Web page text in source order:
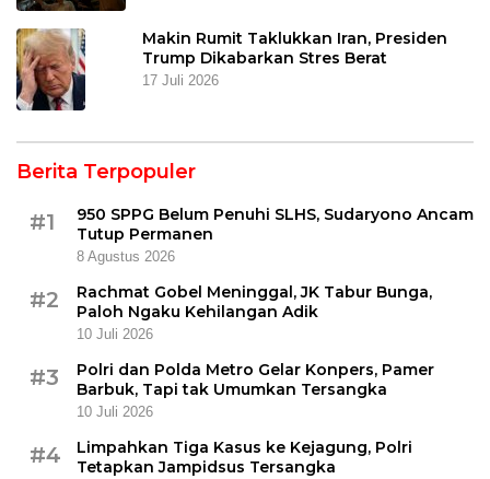
Makin Rumit Taklukkan Iran, Presiden
Trump Dikabarkan Stres Berat
17 Juli 2026
Berita Terpopuler
#1
950 SPPG Belum Penuhi SLHS, Sudaryono Ancam
Tutup Permanen
8 Agustus 2026
#2
Rachmat Gobel Meninggal, JK Tabur Bunga,
Paloh Ngaku Kehilangan Adik
10 Juli 2026
#3
Polri dan Polda Metro Gelar Konpers, Pamer
Barbuk, Tapi tak Umumkan Tersangka
10 Juli 2026
#4
Limpahkan Tiga Kasus ke Kejagung, Polri
Tetapkan Jampidsus Tersangka